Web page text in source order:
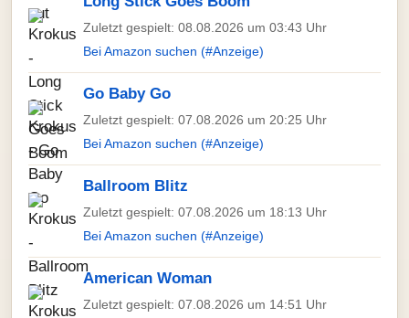
Zuletzt gespielt: 08.08.2026 um 03:43 Uhr
Bei Amazon suchen (#Anzeige)
Go Baby Go
Zuletzt gespielt: 07.08.2026 um 20:25 Uhr
Bei Amazon suchen (#Anzeige)
Ballroom Blitz
Zuletzt gespielt: 07.08.2026 um 18:13 Uhr
Bei Amazon suchen (#Anzeige)
American Woman
Zuletzt gespielt: 07.08.2026 um 14:51 Uhr